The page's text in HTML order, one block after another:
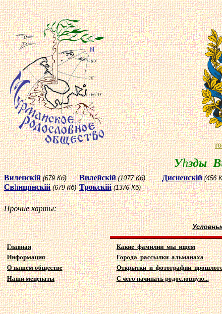
Уhзды
Виленскiй (679 Кб) Вилейскiй (1077 Кб) Дисненскiй (456
Свhнцянскiй (679 Кб) Трокскiй (1376 Кб)
Прочие карты:
Главная
Какие фамилии мы ищем
Информация
Города рассылки альманаха
О нашем обществе
Открытки и фотографии
Наши меценаты
С чего начинать родословную...